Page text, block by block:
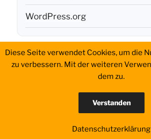
WordPress.org
Aktivierungen
History Portable
Setup
Datenschutzerklärung Stolz präsentiert
Diese Seite verwendet Cookies, um die
zu verbessern. Mit der weiteren
dem zu.
Verstanden
Datenschutzerklärung